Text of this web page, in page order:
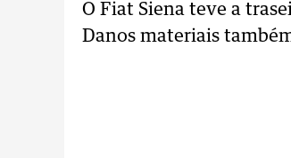
O Fiat Siena teve a
Danos materiais